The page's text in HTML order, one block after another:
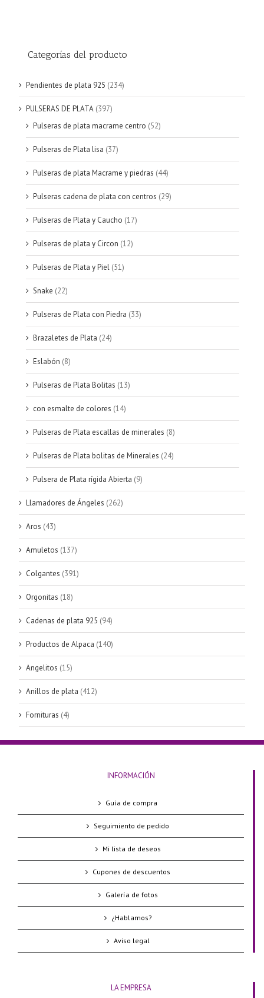
Categorías del producto
Pendientes de plata 925 (234)
PULSERAS DE PLATA (397)
Pulseras de plata macrame centro (52)
Pulseras de Plata lisa (37)
Pulseras de plata Macrame y piedras (44)
Pulseras cadena de plata con centros (29)
Pulseras de Plata y Caucho (17)
Pulseras de plata y Circon (12)
Pulseras de Plata y Piel (51)
Snake (22)
Pulseras de Plata con Piedra (33)
Brazaletes de Plata (24)
Eslabón (8)
Pulseras de Plata Bolitas (13)
con esmalte de colores (14)
Pulseras de Plata escallas de minerales (8)
Pulseras de Plata bolitas de Minerales (24)
Pulsera de Plata rígida Abierta (9)
Llamadores de Ángeles (262)
Aros (43)
Amuletos (137)
Colgantes (391)
Orgonitas (18)
Cadenas de plata 925 (94)
Productos de Alpaca (140)
Angelitos (15)
Anillos de plata (412)
Fornituras (4)
INFORMACIÓN
Guía de compra
Seguimiento de pedido
Mi lista de deseos
Cupones de descuentos
Galería de fotos
¿Hablamos?
Aviso legal
LA EMPRESA